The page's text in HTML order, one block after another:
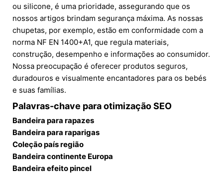
ou silicone, é uma prioridade, assegurando que os
nossos artigos brindam segurança máxima. As nossas
chupetas, por exemplo, estão em conformidade com a
norma NF EN 1400+A1, que regula materiais,
construção, desempenho e informações ao consumidor.
Nossa preocupação é oferecer produtos seguros,
duradouros e visualmente encantadores para os bebés
e suas famílias.
Palavras-chave para otimização SEO
Bandeira para rapazes
Bandeira para raparigas
Coleção país região
Bandeira continente Europa
Bandeira efeito pincel